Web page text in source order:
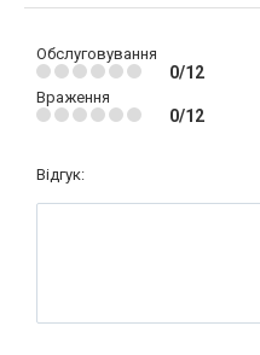
Обслуговування
0/12
Враження
0/12
Відгук: